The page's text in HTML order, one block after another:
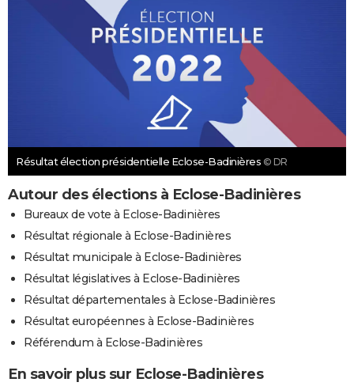
Résultat élection présidentielle Eclose-Badinières © DR
Autour des élections à Eclose-Badinières
Bureaux de vote à Eclose-Badinières
Résultat régionale à Eclose-Badinières
Résultat municipale à Eclose-Badinières
Résultat législatives à Eclose-Badinières
Résultat départementales à Eclose-Badinières
Résultat européennes à Eclose-Badinières
Référendum à Eclose-Badinières
En savoir plus sur Eclose-Badinières